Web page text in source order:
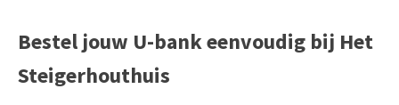
Bestel jouw U-bank eenvoudig bij Het
Steigerhouthuis